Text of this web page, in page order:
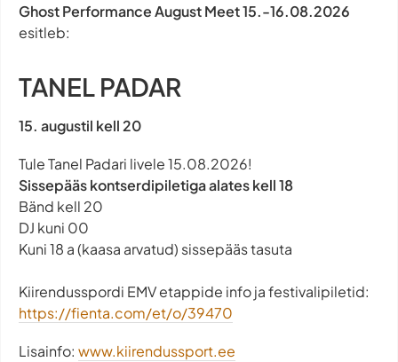
Ghost Performance August Meet 15.-16.08.2026
esitleb:
TANEL PADAR
15. augustil kell 20
Tule Tanel Padari livele 15.08.2026!
Sissepääs kontserdipiletiga alates kell 18
Bänd kell 20
DJ kuni 00
Kuni 18 a (kaasa arvatud) sissepääs tasuta
Kiirendusspordi EMV etappide info ja festivalipiletid:
https://fienta.com/et/o/39470
Lisainfo: www.kiirendussport.ee